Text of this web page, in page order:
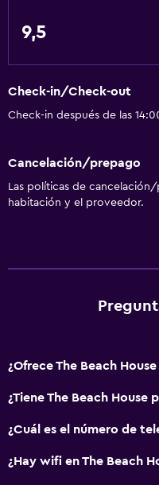
9,5
Check-in/Check-out
Check-in después de las
Cancelación/prepago
Las políticas de
habitación y el proveedor.
¿Ofrece The Beach
¿Tiene The Beach House
¿Cuál es el número de
¿Hay wifi en The Beach